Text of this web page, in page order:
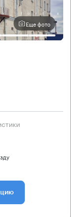
Еще фото